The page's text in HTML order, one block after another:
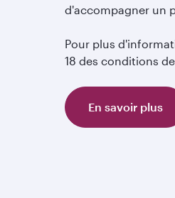
d'accompagner un
Pour plus
18 des conditions
En savoir plus